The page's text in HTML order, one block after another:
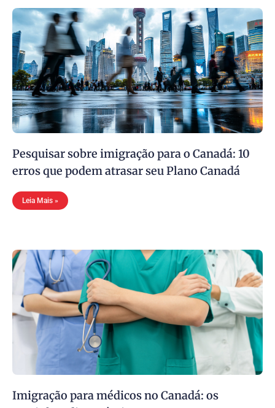
Pesquisar sobre imigração para o Canadá: 10
erros que podem atrasar seu Plano Canadá
Leia Mais »
Imigração para médicos no Canadá: os